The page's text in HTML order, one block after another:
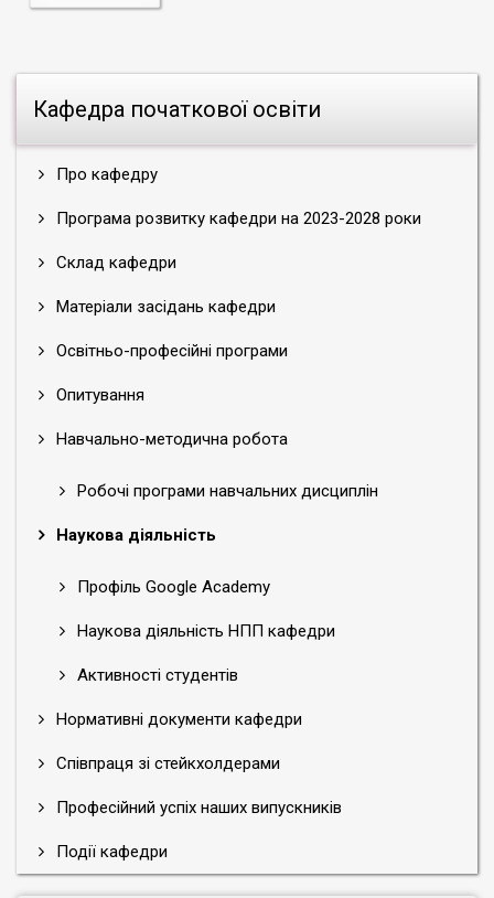
Кафедра початкової освіти
Про кафедру
Програма розвитку кафедри на 2023-2028 роки
Склад кафедри
Матеріали засідань кафедри
Освітньо-професійні програми
Опитування
Навчально-методична робота
Робочі програми навчальних дисциплін
Наукова діяльність
Профіль Google Academy
Наукова діяльність НПП кафедри
Активності студентів
Нормативні документи кафедри
Співпраця зі стейкхолдерами
Професійний успіх наших випускників
Події кафедри